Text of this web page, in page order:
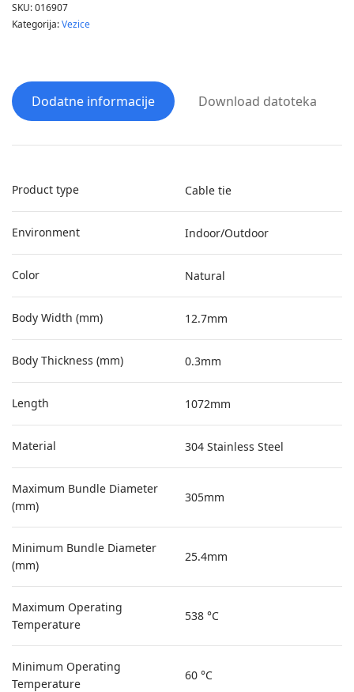
SKU:016907
Kategorija:Vezice
Dodatne informacije Download datoteka
Product type Cable tie
Environment Indoor/Outdoor
Color Natural
Body Width (mm) 12.7mm
Body Thickness (mm) 0.3mm
Length 1072mm
Material 304 Stainless Steel
Maximum Bundle Diameter
(mm)
305mm
Minimum Bundle Diameter
(mm)
25.4mm
Maximum Operating
Temperature
538 °C
Minimum Operating
Temperature
60 °C